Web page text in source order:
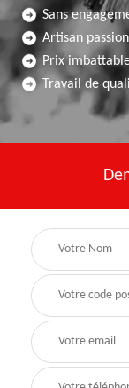
Sans
Artisan
Prix
Travail de